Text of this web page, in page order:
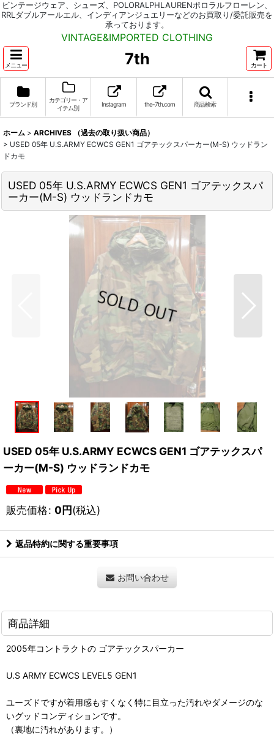
ビンテージウェア、シューズ、POLORALPHLAURENポロラルフローレン、
RRLダブルアールエル、インディアンジュエリーなどのお買取り/委託販売を
承っております。
VINTAGE&IMPORTED CLOTHING
メニュー 7th カート
ブランド別
カテゴリー・ア
イテム別
Instagram the-7th.com 商品検索
ホーム > ARCHIVES （過去の取り扱い商品）
> USED 05年 U.S.ARMY ECWCS GEN1 ゴアテックスパーカー(M-S) ウッドラン
ドカモ
USED 05年 U.S.ARMY ECWCS GEN1 ゴアテックスパ
ーカー(M-S) ウッドランドカモ
USED 05年 U.S.ARMY ECWCS GEN1 ゴアテックスパ
ーカー(M-S) ウッドランドカモ
販売価格: 0円(税込)
返品特約に関する重要事項
お問い合わせ
商品詳細
2005年コントラクトの ゴアテックスパーカー
U.S ARMY ECWCS LEVEL5 GEN1
ユーズドですが着用感もすくなく特に目立った汚れやダメージのな
いグッドコンディションです。
（裏地に汚れがあります。）